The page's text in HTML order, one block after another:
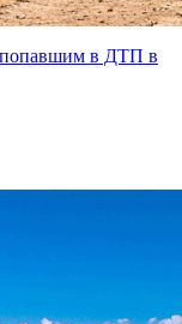
попавшим в ДТП в